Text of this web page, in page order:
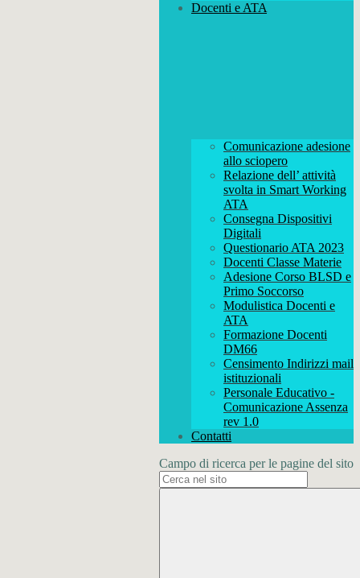
Docenti e ATA
Comunicazione adesione
allo sciopero
Relazione dell’ attività
svolta in Smart Working
ATA
Consegna Dispositivi
Digitali
Questionario ATA 2023
Docenti Classe Materie
Adesione Corso BLSD e
Primo Soccorso
Modulistica Docenti e
ATA
Formazione Docenti
DM66
Censimento Indirizzi mail
istituzionali
Personale Educativo -
Comunicazione Assenza
rev 1.0
Contatti
Campo di ricerca per le pagine del sito